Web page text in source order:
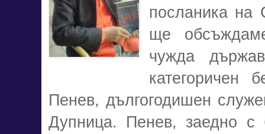
посланика
ще
чужда
категоричен
Пенев, дългогодишен
Дупница.
Пенев, заедно